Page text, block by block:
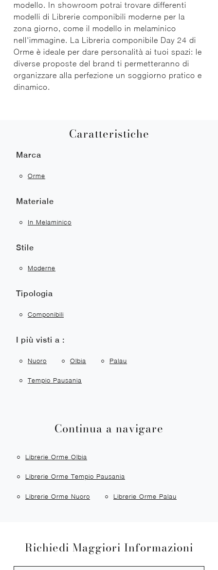
modello. In showroom potrai trovare differenti
modelli di Librerie componibili moderne per la
zona giorno, come il modello in melaminico
nell'immagine. La Libreria componibile Day 24 di
Orme è ideale per dare personalità ai tuoi spazi: le
diverse proposte del brand ti permetteranno di
organizzare alla perfezione un soggiorno pratico e
dinamico.
Caratteristiche
Marca
Orme
Materiale
In Melaminico
Stile
Moderne
Tipologia
Componibili
I più visti a :
Nuoro Olbia Palau
Tempio Pausania
Continua a navigare
Librerie Orme Olbia
Librerie Orme Tempio Pausania
Librerie Orme Nuoro Librerie Orme Palau
Richiedi Maggiori Informazioni